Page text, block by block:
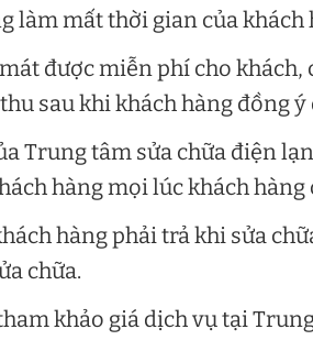
làm mất thời gian của khách
được miễn phí cho khách,
sau khi khách hàng đồng
Trung tâm sửa chữa điện
hàng mọi lúc khách hàng
hàng phải trả khi sửa
chữa.
khảo giá dịch vụ tại